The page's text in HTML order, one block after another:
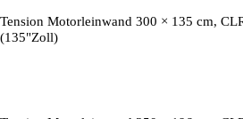
Tension Motorleinwand 300 × 135 cm,
(135"Zoll)